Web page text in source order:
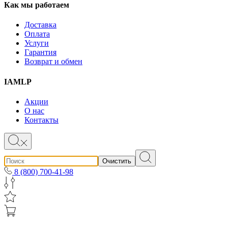
Как мы работаем
Доставка
Оплата
Услуги
Гарантия
Возврат и обмен
IAMLP
Акции
О нас
Контакты
Очистить
8 (800) 700-41-98